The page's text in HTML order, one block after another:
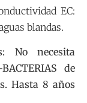
EC:
blandas.
No necesita
de
Hasta 8 años